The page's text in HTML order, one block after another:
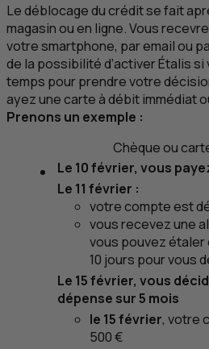
Le déblocage du crédit se fait
magasin ou en ligne. Vous
votre smartphone, paremailou
de la possibilité d’activer Étalis
temps pour prendre votre
ayez une carte à débit immédiat
Prenons un exemple :
Chèque ou
Le 10 février, vous
Le 11 février :
votre compte est
vous recevez une
vous pouvez
10 jours pour vous
Le 15 février, vous
dépense sur 5 mois
le 15 février, votre
500 €